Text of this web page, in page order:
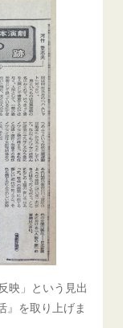
映」という見出
』を取り上げま